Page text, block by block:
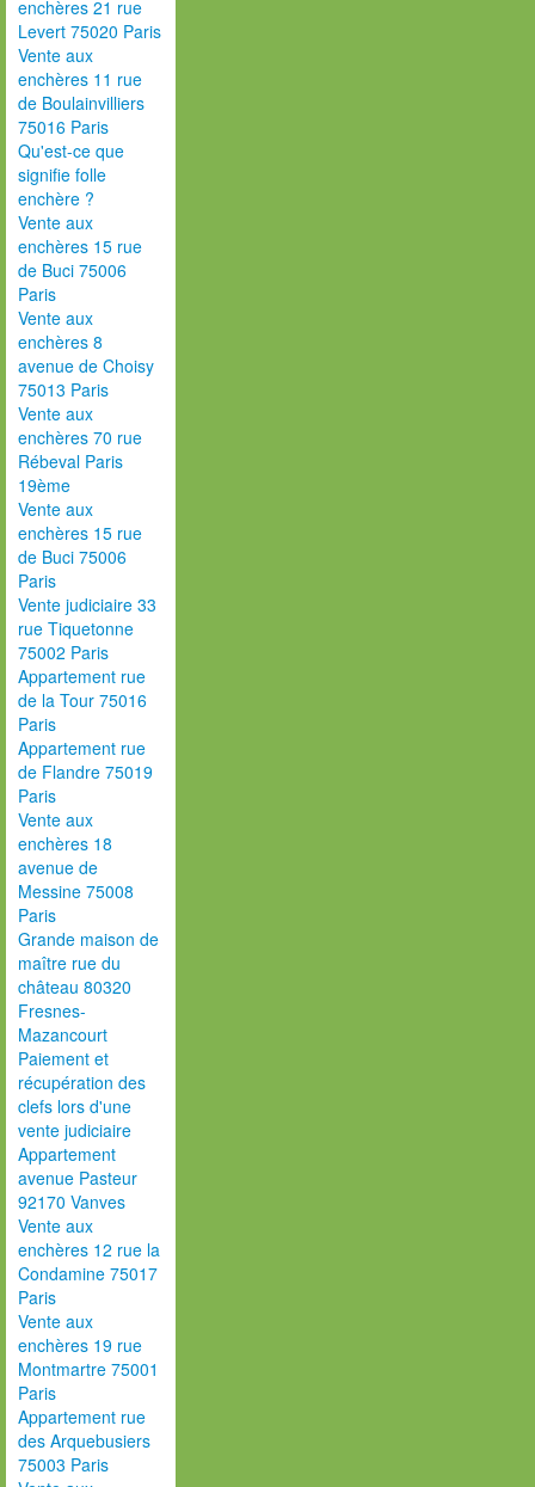
enchères 21 rue
Levert 75020 Paris
Vente aux
enchères 11 rue
de Boulainvilliers
75016 Paris
Qu'est-ce que
signifie folle
enchère ?
Vente aux
enchères 15 rue
de Buci 75006
Paris
Vente aux
enchères 8
avenue de Choisy
75013 Paris
Vente aux
enchères 70 rue
Rébeval Paris
19ème
Vente aux
enchères 15 rue
de Buci 75006
Paris
Vente judiciaire 33
rue Tiquetonne
75002 Paris
Appartement rue
de la Tour 75016
Paris
Appartement rue
de Flandre 75019
Paris
Vente aux
enchères 18
avenue de
Messine 75008
Paris
Grande maison de
maître rue du
château 80320
Fresnes-
Mazancourt
Paiement et
récupération des
clefs lors d'une
vente judiciaire
Appartement
avenue Pasteur
92170 Vanves
Vente aux
enchères 12 rue la
Condamine 75017
Paris
Vente aux
enchères 19 rue
Montmartre 75001
Paris
Appartement rue
des Arquebusiers
75003 Paris